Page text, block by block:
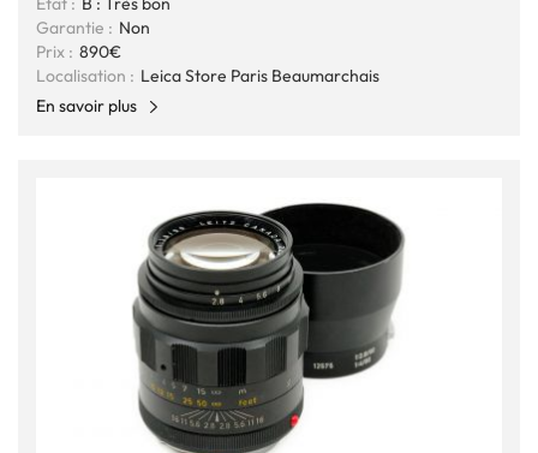
Garantie : Non
Prix : 890€
Localisation : Leica Store Paris Beaumarchais
En savoir plus